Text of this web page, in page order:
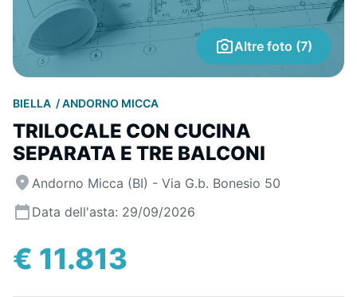
Altre foto (7)
BIELLA ANDORNO MICCA
TRILOCALE CON CUCINA
SEPARATA E TRE BALCONI
Andorno Micca (BI) - Via G.b. Bonesio 50
Data dell'asta: 29/09/2026
€ 11.813